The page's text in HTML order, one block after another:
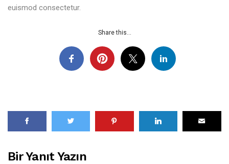
euismod consectetur.
Share this...
Bir Yanıt Yazın